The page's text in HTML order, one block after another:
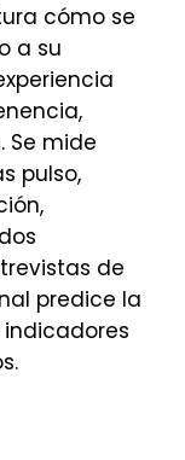
cómo se
a su
Se mide
pulso,
de
predice la